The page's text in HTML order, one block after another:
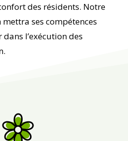
des résidents. Notre
ses compétences
l’exécution des